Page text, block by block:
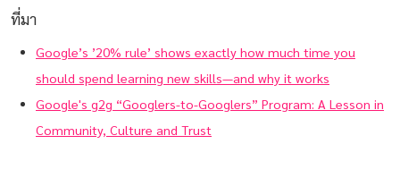
ที่มา
Google’s ’20% rule’ shows exactly how much time you
should spend learning new skills—and why it works
Google's g2g “Googlers-to-Googlers” Program: A Lesson in
Community, Culture and Trust